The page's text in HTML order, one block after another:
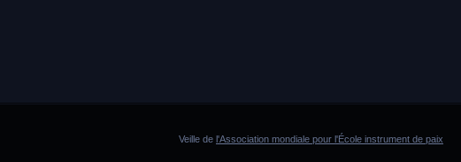
Veille de l'Association mondiale pour l'École instrument de paix